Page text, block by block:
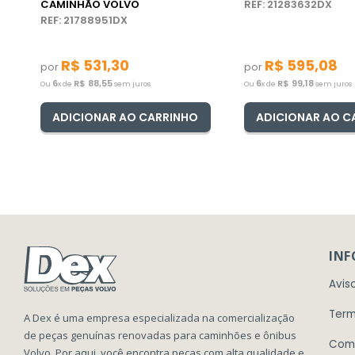
CAMINHÃO VOLVO
REF: 21788951DX
por R$ 531,30
Ou 6x de R$ 88,55sem juros
ADICIONAR AO CARRINHO
REF: 21283632DX
por R$ 595,08
Ou 6x de R$ 99,18sem juros
ADICIONAR AO
A Dex é uma empresa especializada na comercialização
de peças genuínas renovadas para caminhões e ônibus